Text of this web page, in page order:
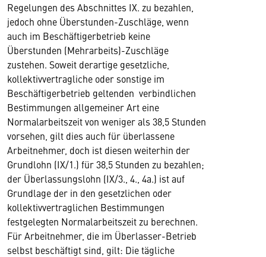
Regelungen des Abschnittes IX. zu bezahlen,
jedoch ohne Überstunden-Zuschläge, wenn
auch im Beschäftigerbetrieb keine
Überstunden (Mehrarbeits)-Zuschläge
zustehen. Soweit derartige gesetzliche,
kollektivvertragliche oder sonstige im
Beschäftigerbetrieb geltenden verbindlichen
Bestimmungen allgemeiner Art eine
Normalarbeitszeit von weniger als 38,5 Stunden
vorsehen, gilt dies auch für überlassene
Arbeitnehmer, doch ist diesen weiterhin der
Grundlohn (IX/1.) für 38,5 Stunden zu bezahlen;
der Überlassungslohn (IX/3., 4., 4a.) ist auf
Grundlage der in den gesetzlichen oder
kollektivvertraglichen Bestimmungen
festgelegten Normalarbeitszeit zu berechnen.
Für Arbeitnehmer, die im Überlasser-Betrieb
selbst beschäftigt sind, gilt: Die tägliche